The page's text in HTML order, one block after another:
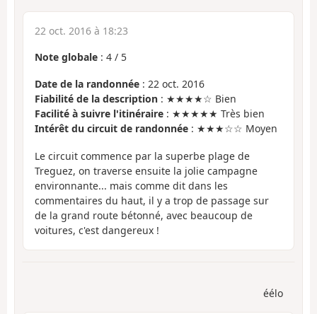
22 oct. 2016 à 18:23
Note globale : 4 / 5
Date de la randonnée : 22 oct. 2016
Fiabilité de la description : ★★★★☆ Bien
Facilité à suivre l'itinéraire : ★★★★★ Très bien
Intérêt du circuit de randonnée : ★★★☆☆ Moyen
Le circuit commence par la superbe plage de
Treguez, on traverse ensuite la jolie campagne
environnante... mais comme dit dans les
commentaires du haut, il y a trop de passage sur
de la grand route bétonné, avec beaucoup de
voitures, c'est dangereux !
éélo